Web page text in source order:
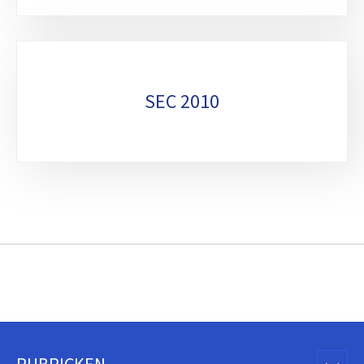
SEC 2010